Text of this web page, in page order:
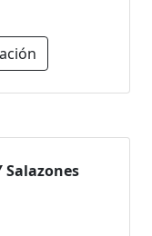
Salazones